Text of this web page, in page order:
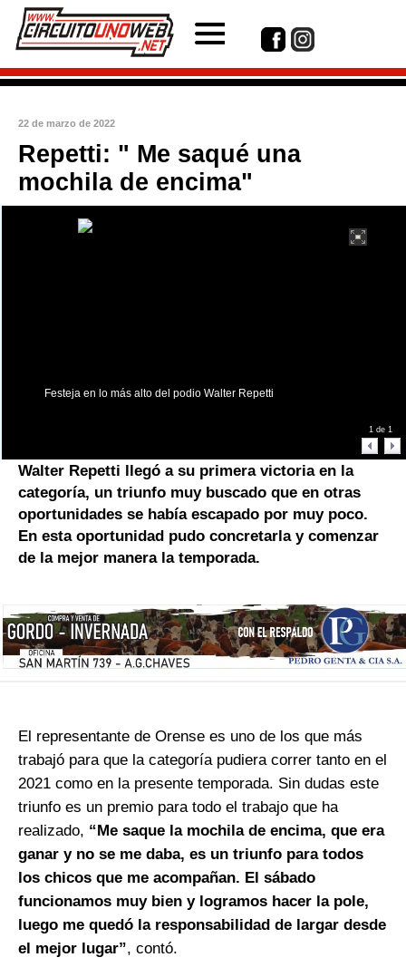
22 de marzo de 2022
Repetti: " Me saqué una
mochila de encima"
Festeja en lo más alto del podio Walter Repetti
1 de 1
Walter Repetti llegó a su primera victoria en la
categoría, un triunfo muy buscado que en otras
oportunidades se había escapado por muy poco.
En esta oportunidad pudo concretarla y comenzar
de la mejor manera la temporada.
El representante de Orense es uno de los que más
trabajó para que la categoría pudiera correr tanto en el
2021 como en la presente temporada. Sin dudas este
triunfo es un premio para todo el trabajo que ha
realizado, “Me saque la mochila de encima, que era
ganar y no se me daba, es un triunfo para todos
los chicos que me acompañan. El sábado
funcionamos muy bien y logramos hacer la pole,
luego me quedó la responsabilidad de largar desde
el mejor lugar”, contó.